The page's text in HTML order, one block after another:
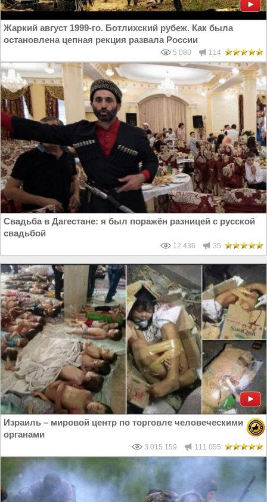
Жаркий август 1999-го. Ботлихский рубеж. Как была
остановлена цепная рекция развала России
5 080 114
Свадьба в Дагестане: я был поражён разницей с русской
свадьбой
12 436 35
Израиль – мировой центр по торговле человеческими
органами
3 015 159 111 055